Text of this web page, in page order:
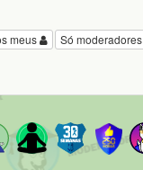
Só moderadores
meus